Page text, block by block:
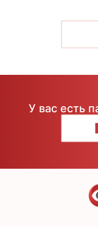
У вас есть